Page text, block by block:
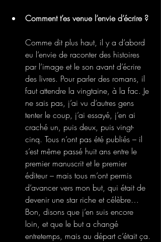
Comment t’es venue l’envie d’écrire ?
Comme dit plus haut, il y a d’abord
eu l’envie de raconter des histoires
par l’image et le son avant d’écrire
des livres. Pour parler des romans, il
faut attendre la vingtaine, à la fac. Je
ne sais pas, j’ai vu d’autres gens
tenter le coup, j’ai essayé, j’en ai
craché un, puis deux, puis vingt-
cinq. Tous n’ont pas été publiés – il
s’est même passé huit ans entre le
premier manuscrit et le premier
éditeur – mais tous m’ont permis
d’avancer vers mon but, qui était de
devenir une star riche et célèbre…
Bon, disons que j’en suis encore
loin, et que le but a changé
entretemps, mais au départ c’était ça.